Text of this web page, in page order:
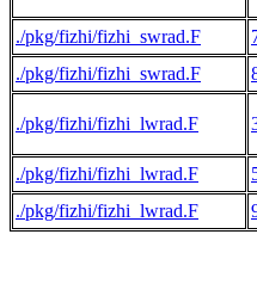
./pkg/fizhi/fizhi_swrad.F
./pkg/fizhi/fizhi_swrad.F
./pkg/fizhi/fizhi_lwrad.F
./pkg/fizhi/fizhi_lwrad.F
./pkg/fizhi/fizhi_lwrad.F